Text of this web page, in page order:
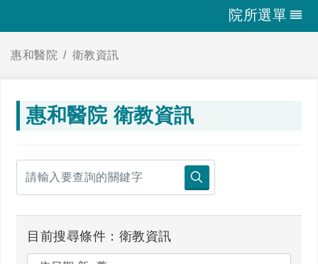
院所選單
惠和醫院 衛教資訊
惠和醫院 衛教資訊
目前搜尋條件：衛教資訊